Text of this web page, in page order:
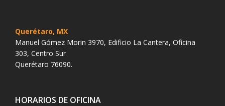
Querétaro, MX
Manuel Gómez Morin 3970, Edificio La Cantera, Oficina
303, Centro Sur
Querétaro 76090.
HORARIOS DE OFICINA